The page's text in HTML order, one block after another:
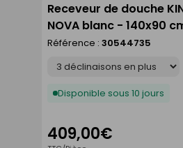
Receveur de douche
NOVA blanc - 140x90
Référence : 30544735
Disponible sous 10 jours
409,00€